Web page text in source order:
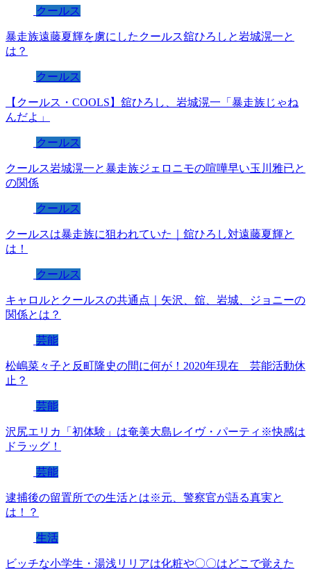
クールス
暴走族遠藤夏輝を虜にしたクールス舘ひろしと岩城滉一と
は？
クールス
【クールス・COOLS】舘ひろし、岩城滉一「暴走族じゃね
んだよ」
クールス
クールス岩城滉一と暴走族ジェロニモの喧嘩早い玉川雅已と
の関係
クールス
クールスは暴走族に狙われていた｜舘ひろし対遠藤夏輝と
は！
クールス
キャロルとクールスの共通点｜矢沢、舘、岩城、ジョニーの
関係とは？
芸能
松嶋菜々子と反町隆史の間に何が！2020年現在 芸能活動休
止？
芸能
沢尻エリカ「初体験」は奄美大島レイヴ・パーティ※快感は
ドラッグ！
芸能
逮捕後の留置所での生活とは※元、警察官が語る真実と
は！？
生活
ビッチな小学生・湯浅リリアは化粧や〇〇はどこで覚えた